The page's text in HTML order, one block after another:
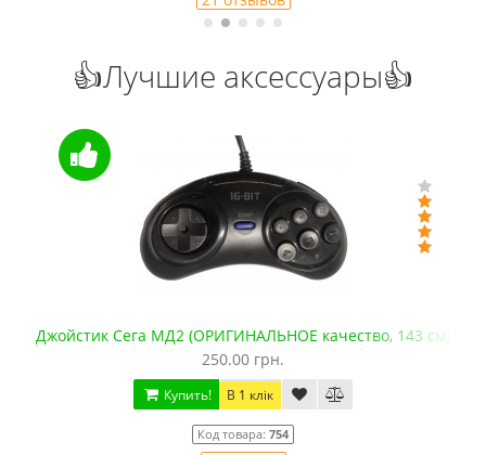
👍Лучшие аксессуары👍
Джойстик Сега МД2 (ОРИГИНАЛЬНОЕ качество, 143 см)
250.00 грн.
Купить! В 1 клік
Код товара: 754